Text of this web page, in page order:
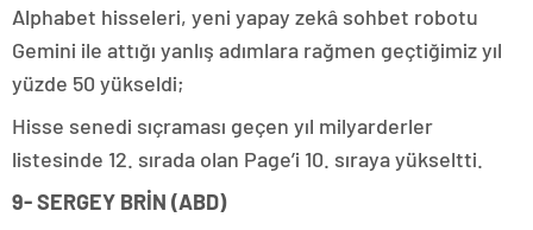
Alphabet hisseleri, yeni yapay zekâ sohbet robotu
Gemini ile attığı yanlış adımlara rağmen geçtiğimiz yıl
yüzde 50 yükseldi;
Hisse senedi sıçraması geçen yıl milyarderler
listesinde 12. sırada olan Page’i 10. sıraya yükseltti.
9- SERGEY BRİN (ABD)